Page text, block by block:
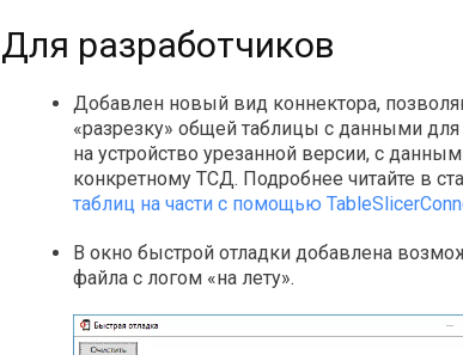
Для разработчиков
Добавлен новый вид коннектора,
«разрезку» общей таблицы с данными для
на устройство урезанной версии, с
конкретному ТСД. Подробнее читайте в
таблиц на части с помощью
В окно быстрой отладки добавлена
файла с логом «на лету».